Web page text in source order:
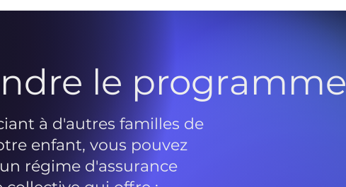
le programme
à d'autres familles de
enfant, vous pouvez
régime d'assurance